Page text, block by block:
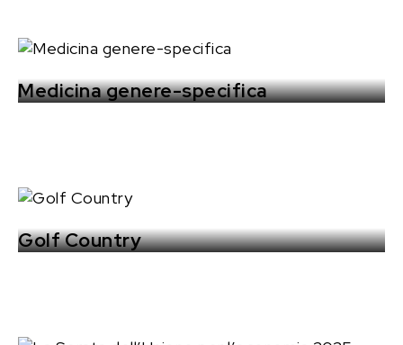
Medicina genere-specifica
Golf Country